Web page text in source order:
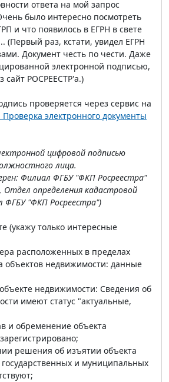
ответа на мой запрос
было интересно посмотреть
и что появилось в ЕГРН в свете
(Первый раз, кстати, увидел ЕГРН
Документ честь по чести. Даже
электронной подписью,
сайт РОСРЕЕСТР'а.)
проверяется через сервис на
электронного документы
цифровой подписью
лица.
Филиал ФГБУ "ФКП Росреестра"
Отдел определения кадастровой
"ФКП Росреестра")
(укажу только интересные
расположенных в пределах
объектов недвижимости: данные
недвижимости: Сведения об
имеют статус "актуальные,
и обременение объекта
решения об изъятии объекта
и муниципальных